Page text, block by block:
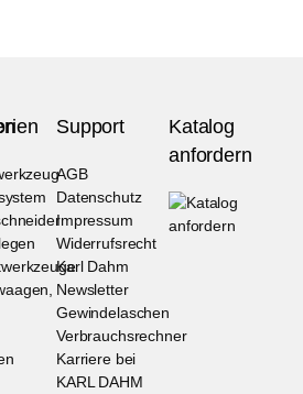
Support
AGB
Datenschutz
Impressum
Widerrufsrecht
Karl Dahm
Newsletter
Gewindelaschen
Verbrauchsrechner
Karriere bei
KARL DAHM
Katalog
anfordern